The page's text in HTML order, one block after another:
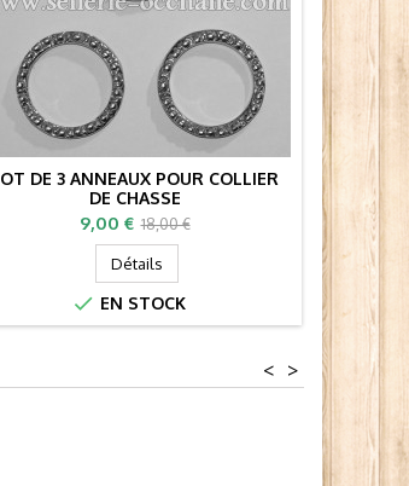
DE 3 ANNEAUX POUR COLLIER
DE CHASSE
Prix
9,00 € Prix
de
base
18,00 €
Détails
 EN STOCK
>
<